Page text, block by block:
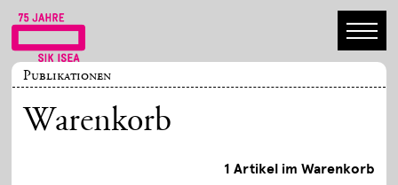
Publikationen
Warenkorb
1 Artikel im Warenkorb